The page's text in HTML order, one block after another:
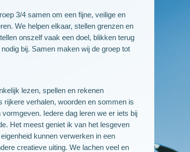
3/4 samen om een fijne, veilige en
We helpen elkaar, stellen grenzen en
onszelf vaak een doel, blikken terug
bij. Samen maken wij de groep tot
lezen, spellen en rekenen
rijkere verhalen, woorden en sommen is
Iedere dag leren we er iets bij
Het meest geniet ik van het lesgeven
kunnen verwerken in een
creatieve uiting. We lachen veel en